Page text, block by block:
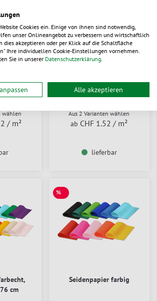
wählen
/ m²
Wellkarton-Rolle
selbstklebend
Aus 2 Varianten wählen
ab CHF 1.52 / m²
lieferbar
cm
%
Seidenpapier farbig
Cookies ein. Einige von ihnen sind notwendig,
unser Onlineangebot zu verbessern und wirtschaftlich
dies akzeptieren oder per Klick auf die Schaltfläche
Ihre individuellen Cookie-Einstellungen vornehmen.
Sie in unserer Datenschutzerklärung
Alle akzeptieren